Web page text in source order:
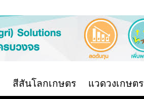
สีสันโลกเกษตร แวดวงเกษตร